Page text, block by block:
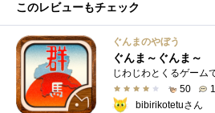
このレビューもチェック
ぐんまのやぼう
ぐんま～ぐんま～
50
bibirikotetuさん